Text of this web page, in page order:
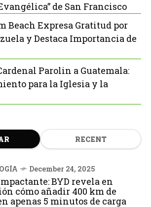
de San Francisco
Beach Expresa Gratitud por
y Destaca Importancia de
Parolin a Guatemala:
para la Iglesia y la
RECENT
December 24, 2025
BYD revela en
cómo añadir 400 km de
apenas 5 minutos de carga